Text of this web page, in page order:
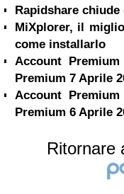
Rapidshare
MiXplorer, il
come installarlo
Account
Premium 7 Aprile
Account
Premium 6 Aprile
Ritornare